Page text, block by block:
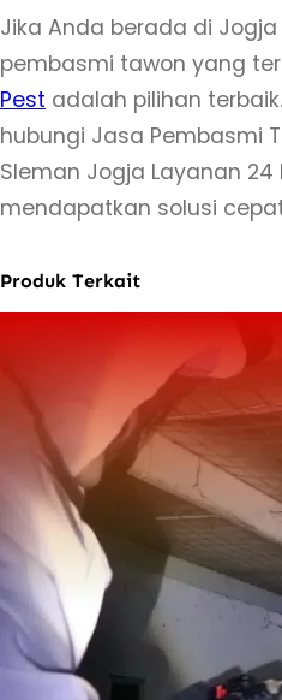
n
a
n
2
4
H
Jika Anda berada di
pembasmi tawon yang
Pest adalah pilihan
hubungi Jasa Pembasmi
Sleman Jogja Layanan
mendapatkan solusi
Produk Terkait